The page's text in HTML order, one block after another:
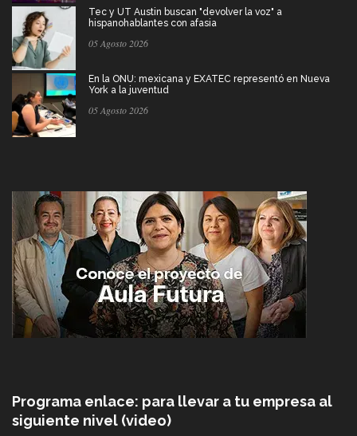
Tec y UT Austin buscan "devolver la voz" a
hispanohablantes con afasia
05 Agosto 2026
En la ONU: mexicana y EXATEC representó en Nueva
York a la juventud
05 Agosto 2026
Programa enlace: para llevar a tu empresa al
siguiente nivel (video)